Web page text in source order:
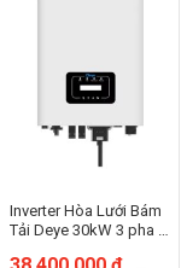
Inverter Hòa Lưới Bám
Tải Deye 30kW 3 pha |
Giá
Giá